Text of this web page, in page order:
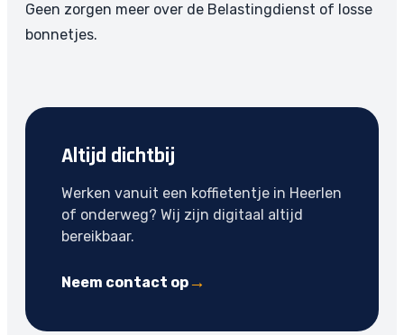
Geen zorgen meer over de Belastingdienst of losse
bonnetjes.
Altijd dichtbij
Werken vanuit een koffietentje in Heerlen
of onderweg? Wij zijn digitaal altijd
bereikbaar.
Neem contact op